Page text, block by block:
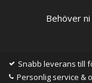
Behöver
Snabb leverans till
Personlig service &